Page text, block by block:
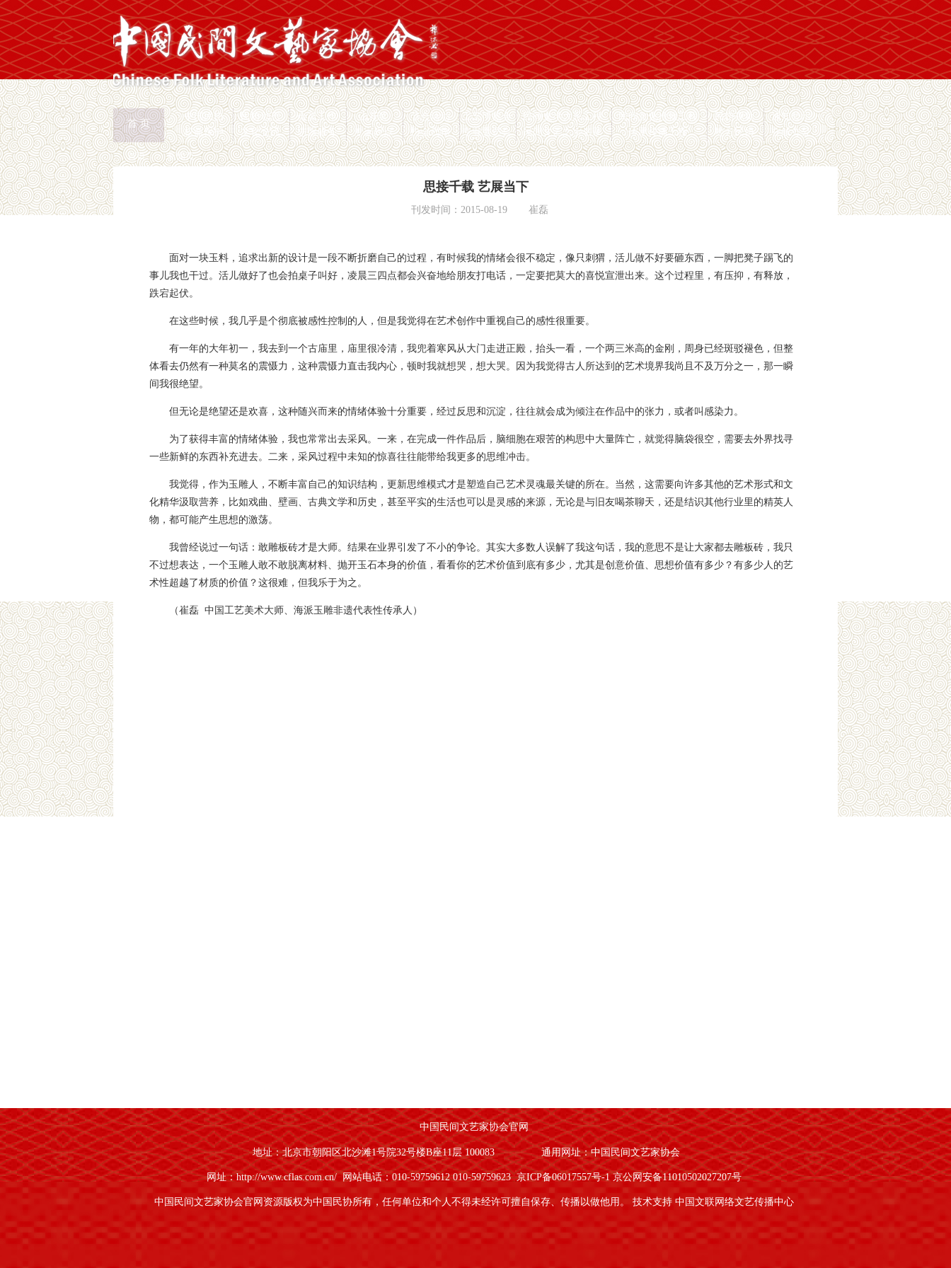
首 页
中国民协 民协动态 会员工作 山花奖 节会活动 工艺博览会 民间文学大系工程 民间文化抢救工程 民协视频
通知公示
权益保护
文化交流 志愿服务 专家观点 协会刊物 专业委员会 民间文艺之乡名录 传承传播工程 地方民协 在线办公
首页 > 新闻页
思接千载 艺展当下
刊发时间：2015-08-19 崔磊
面对一块玉料，追求出新的设计是一段不断折磨自己的过程，有时候我的情绪会很不稳定，像只刺猬，活儿做不好要砸东西，一脚把凳子踢飞的
事儿我也干过。活儿做好了也会拍桌子叫好，凌晨三四点都会兴奋地给朋友打电话，一定要把莫大的喜悦宣泄出来。这个过程里，有压抑，有释放，
跌宕起伏。
在这些时候，我几乎是个彻底被感性控制的人，但是我觉得在艺术创作中重视自己的感性很重要。
有一年的大年初一，我去到一个古庙里，庙里很冷清，我兜着寒风从大门走进正殿，抬头一看，一个两三米高的金刚，周身已经斑驳褪色，但整
体看去仍然有一种莫名的震慑力，这种震慑力直击我内心，顿时我就想哭，想大哭。因为我觉得古人所达到的艺术境界我尚且不及万分之一，那一瞬
间我很绝望。
但无论是绝望还是欢喜，这种随兴而来的情绪体验十分重要，经过反思和沉淀，往往就会成为倾注在作品中的张力，或者叫感染力。
为了获得丰富的情绪体验，我也常常出去采风。一来，在完成一件作品后，脑细胞在艰苦的构思中大量阵亡，就觉得脑袋很空，需要去外界找寻
一些新鲜的东西补充进去。二来，采风过程中未知的惊喜往往能带给我更多的思维冲击。
我觉得，作为玉雕人，不断丰富自己的知识结构，更新思维模式才是塑造自己艺术灵魂最关键的所在。当然，这需要向许多其他的艺术形式和文
化精华汲取营养，比如戏曲、壁画、古典文学和历史，甚至平实的生活也可以是灵感的来源，无论是与旧友喝茶聊天，还是结识其他行业里的精英人
物，都可能产生思想的激荡。
我曾经说过一句话：敢雕板砖才是大师。结果在业界引发了不小的争论。其实大多数人误解了我这句话，我的意思不是让大家都去雕板砖，我只
不过想表达，一个玉雕人敢不敢脱离材料、抛开玉石本身的价值，看看你的艺术价值到底有多少，尤其是创意价值、思想价值有多少？有多少人的艺
术性超越了材质的价值？这很难，但我乐于为之。
（崔磊 中国工艺美术大师、海派玉雕非遗代表性传承人）
中国民间文艺家协会官网
地址：北京市朝阳区北沙滩1号院32号楼B座11层 100083 通用网址：中国民间文艺家协会
网址：http://www.cflas.com.cn/网站电话：010-59759612 010-59759623京ICP备06017557号-1京公网安备11010502027207号
中国民间文艺家协会官网资源版权为中国民协所有，任何单位和个人不得未经许可擅自保存、传播以做他用。 技术支持 中国文联网络文艺传播中心